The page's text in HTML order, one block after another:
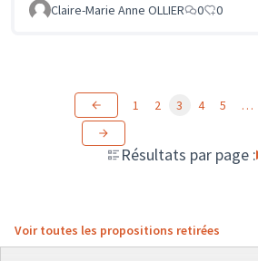
Claire-Marie Anne OLLIER
0 0
Résultats par page :
1 2 3 4 5 …
Voir toutes les propositions retirées